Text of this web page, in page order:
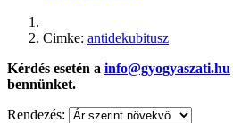
Cimke: antidekubitusz
Kérdés esetén a info@gyogyaszati.hu
bennünket.
Rendezés: